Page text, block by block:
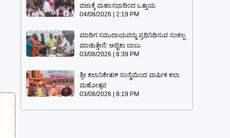
ವಜಾಕ್ಕೆ ಮಹಾಸಭಾದಿಂದ ಒತ್ತಾಯ
04/08/2026
2:19 PM
ಮಾದಿಗ ಸಮುದಾಯವನ್ನು ಪ್ರಧಿನಿಧಿಸುವ ಸಂಕಲ್ಪ
ಮಾಡುತ್ತೇನೆ: ಅಟ್ಟಿಕಾ ಬಾಬು
03/08/2026
8:39 PM
ಶ್ರೀ ಕಲಾನಿಕೇತನ್ ಸಂಸ್ಥೆಯಿಂದ ವಾರ್ಷಿಕ ಕಲಾ
ಮಹೋತ್ಸವ
03/08/2026
8:19 PM